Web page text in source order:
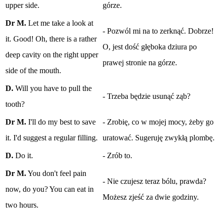
upper side.
górze.
Dr M. Let me take a look at
it. Good! Oh, there is a rather
deep cavity on the right upper
side of the mouth.
- Pozwól mi na to zerknąć. Dobrze!
O, jest dość głęboka dziura po
prawej stronie na górze.
D. Will you have to pull the
tooth?
- Trzeba będzie usunąć ząb?
Dr M. I'll do my best to save
it. I'd suggest a regular filling.
- Zrobię, co w mojej mocy, żeby go
uratować. Sugeruję zwykłą plombę.
D. Do it. - Zrób to.
Dr M.You don't feel pain
now, do you? You can eat in
two hours.
- Nie czujesz teraz bólu, prawda?
Możesz zjeść za dwie godziny.